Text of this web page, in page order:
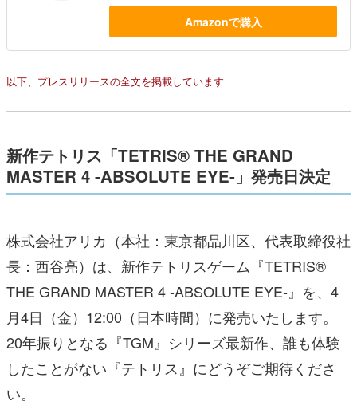
Amazonで購入
以下、プレスリリースの全文を掲載しています
新作テトリス「TETRIS® THE GRAND
MASTER 4 -ABSOLUTE EYE-」発売日決定
株式会社アリカ（本社：東京都品川区、代表取締役社
長：西谷亮）は、新作テトリスゲーム『TETRIS®
THE GRAND MASTER 4 -ABSOLUTE EYE-』を、4
月4日（金）12:00（日本時間）に発売いたします。
20年振りとなる『TGM』シリーズ最新作、誰も体験
したことがない『テトリス』にどうぞご期待くださ
い。